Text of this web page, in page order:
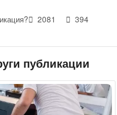
2081 394
публикации